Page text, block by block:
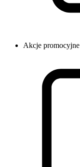
Akcje promocyjne